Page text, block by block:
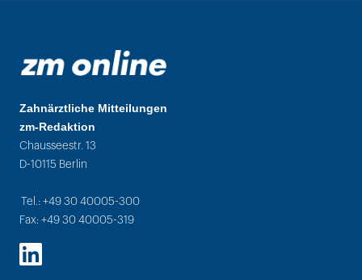
Zahnärztliche Mitteilungen
zm-Redaktion
Chausseestr. 13
D-10115 Berlin
Tel.: +49 30 40005-300
Fax: +49 30 40005-319
LinkedIn